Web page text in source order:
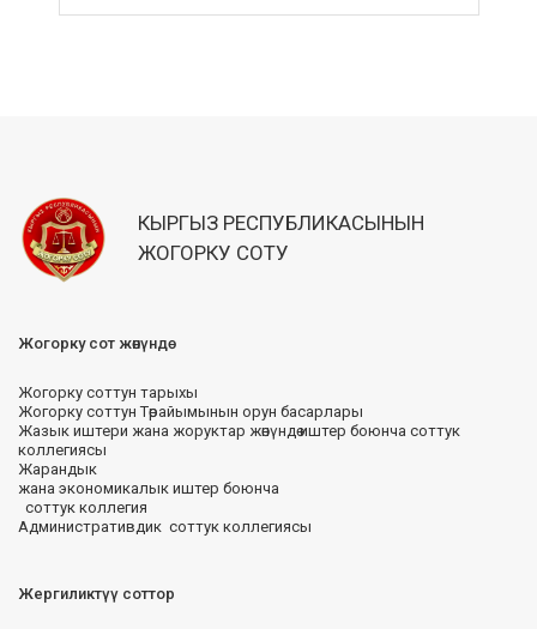
КЫРГЫЗ РЕСПУБЛИКАСЫНЫН
ЖОГОРКУ СОТУ
Жогорку сот жөнүндө
Жогорку соттун тарыхы
Жогорку соттун Төрайымынын орун басарлары
Жазык иштери жана жоруктар жөнүндө иштер боюнча соттук
коллегиясы
Жарандык
жана экономикалык иштер боюнча
соттук коллегия
Административдик соттук коллегиясы
Жергиликтүү соттор